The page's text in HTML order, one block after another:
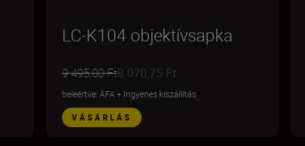
LC-K104 objektívsapka
9 495,00 Ft8 070,75 Ft
beleértve: ÁFA+ Ingyenes kiszállítás
VÁSÁRLÁS